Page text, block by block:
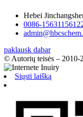
Hebei
0086-
paklausk dabar
© Autorių teisės – 2010-
Siųsti laišką